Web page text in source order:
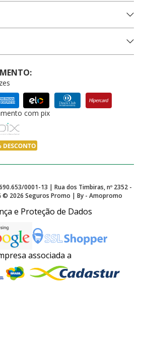
com pix
0001-13 | Rua dos Timbiras, nº 2352 -
© 2026 Seguros Promo | By - Amopromo
e Proteção de Dados
associada a